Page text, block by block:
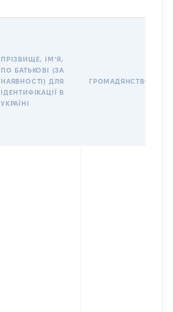
ПРІЗВИЩЕ, ІМʼЯ,
ПО БАТЬКОВІ (ЗА
НАЯВНОСТІ) ДЛЯ
ІДЕНТИФІКАЦІЇ В
УКРАЇНІ
ГРОМАДЯНСТВО